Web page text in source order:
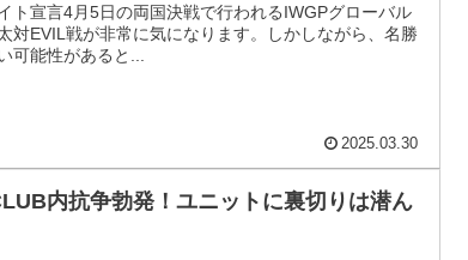
ト宣言4月5日の両国決戦で行われるIWGPグローバル
対EVIL戦が非常に気になります。しかしながら、名勝
可能性があると...
2025.03.30
内抗争勃発！ユニットに裏切りは潜ん